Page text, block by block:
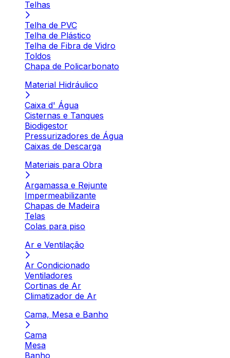
Telhas
Telha de PVC
Telha de Plástico
Telha de Fibra de Vidro
Toldos
Chapa de Policarbonato
Material Hidráulico
Caixa d' Água
Cisternas e Tanques
Biodigestor
Pressurizadores de Água
Caixas de Descarga
Materiais para Obra
Argamassa e Rejunte
Impermeabilizante
Chapas de Madeira
Telas
Colas para piso
Ar e Ventilação
Ar Condicionado
Ventiladores
Cortinas de Ar
Climatizador de Ar
Cama, Mesa e Banho
Cama
Mesa
Banho